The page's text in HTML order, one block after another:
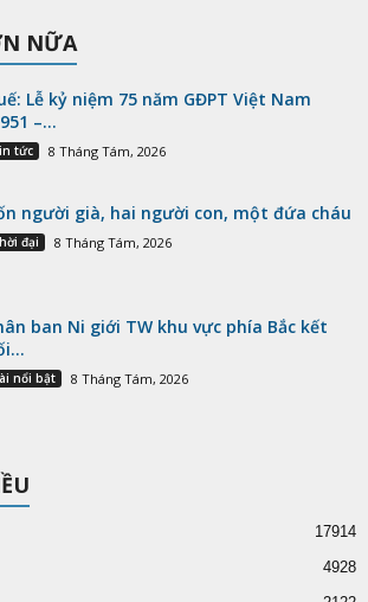
NỮA
Lễ kỷ niệm 75 năm GĐPT Việt Nam
–...
tức 8 Tháng Tám, 2026
người già, hai người con, một đứa cháu
đại 8 Tháng Tám, 2026
ban Ni giới TW khu vực phía Bắc kết
nổi bật 8 Tháng Tám, 2026
17914
4928